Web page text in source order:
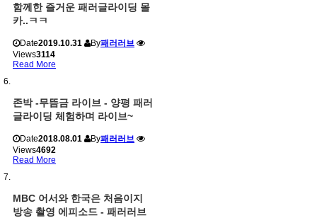
함께한 즐거운 패러글라이딩 몰
카..ㅋㅋ
Date2019.10.31 By패러러브
Views3114
Read More
존박 -무뜸금 라이브 - 양평 패러
글라이딩 체험하며 라이브~
Date2018.08.01 By패러러브
Views4692
Read More
MBC 어서와 한국은 처음이지
방송 촬영 에피소드 - 패러러브